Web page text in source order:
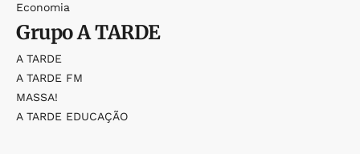
Economia
GrupoA TARDE
A TARDE
A TARDE FM
MASSA!
A TARDE EDUCAÇÃO